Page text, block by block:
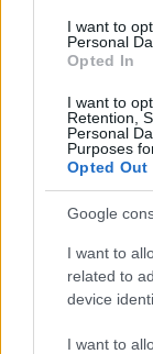
I want to
Personal
Opted In
I want to
Retention,
Personal
Purposes
Opted Out
Google
I want to
related to
device
I want to